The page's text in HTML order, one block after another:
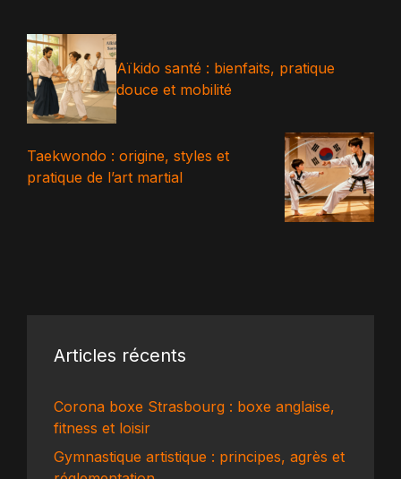
Aïkido santé : bienfaits, pratique
douce et mobilité
Taekwondo : origine, styles et
pratique de l’art martial
Articles récents
Corona boxe Strasbourg : boxe anglaise,
fitness et loisir
Gymnastique artistique : principes, agrès et